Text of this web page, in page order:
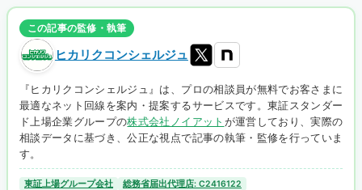
この記事の監修・執筆
ヒカリクコンシェルジュ
『ヒカリクコンシェルジュ』は、プロの相談員が無料でお客さまに
最適なネット回線を案内・提案するサービスです。東証スタンダー
ド上場企業グループの株式会社ノイアット が運営しており、実際の
相談データに基づき、公正な視点で記事の執筆・監修を行っていま
す。
東証上場グループ会社 総務省届出代理店: C2416122